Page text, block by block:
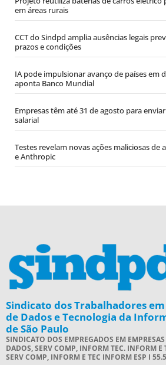
em áreas rurais
CCT do Sindpd amplia ausências legais
prazos e condições
IA pode impulsionar avanço de países em
aponta Banco Mundial
Empresas têm até 31 de agosto para
salarial
Testes revelam novas ações maliciosas de
e Anthropic
Sindicato dos Trabalhadores
de Dados e Tecnologia da
de São Paulo
SINDICATO DOS EMPREGADOS EM
DADOS, SERV COMP, INFORM TEC. INFORM E
SERV COMP, INFORM E TEC INFORM ESP I